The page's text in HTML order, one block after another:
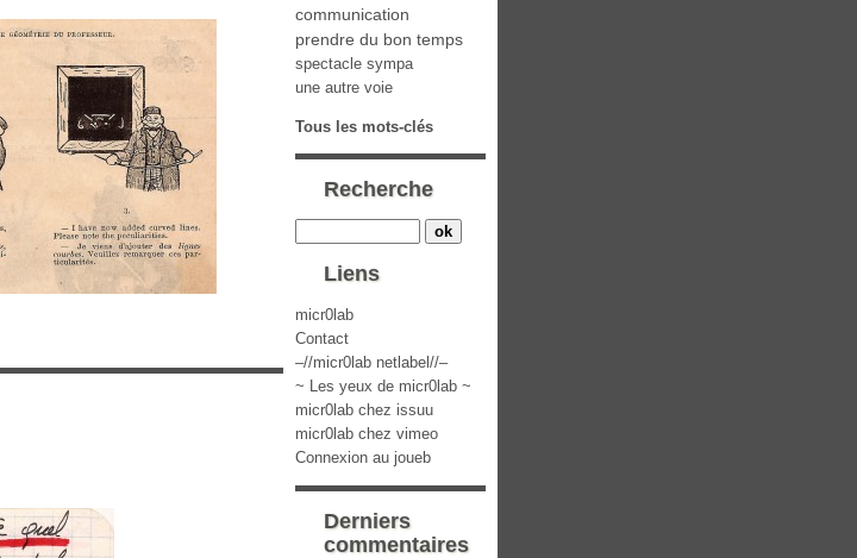
communication
prendre du bon temps
spectacle sympa
une autre voie
Tous les mots-clés
Recherche
Liens
micr0lab
Contact
–//micr0lab netlabel//–
~ Les yeux de micr0lab ~
micr0lab chez issuu
micr0lab chez vimeo
Connexion au joueb
Derniers
commentaires